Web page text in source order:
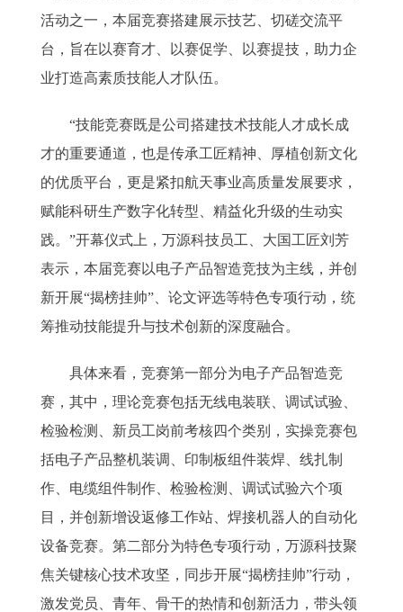
活动之一，本届竞赛搭建展示技艺、切磋交流平
台，旨在以赛育才、以赛促学、以赛提技，助力企
业打造高素质技能人才队伍。
“技能竞赛既是公司搭建技术技能人才成长成
才的重要通道，也是传承工匠精神、厚植创新文化
的优质平台，更是紧扣航天事业高质量发展要求，
赋能科研生产数字化转型、精益化升级的生动实
践。”开幕仪式上，万源科技员工、大国工匠刘芳
表示，本届竞赛以电子产品智造竞技为主线，并创
新开展“揭榜挂帅”、论文评选等特色专项行动，统
筹推动技能提升与技术创新的深度融合。
具体来看，竞赛第一部分为电子产品智造竞
赛，其中，理论竞赛包括无线电装联、调试试验、
检验检测、新员工岗前考核四个类别，实操竞赛包
括电子产品整机装调、印制板组件装焊、线扎制
作、电缆组件制作、检验检测、调试试验六个项
目，并创新增设返修工作站、焊接机器人的自动化
设备竞赛。第二部分为特色专项行动，万源科技聚
焦关键核心技术攻坚，同步开展“揭榜挂帅”行动，
激发党员、青年、骨干的热情和创新活力，带头领